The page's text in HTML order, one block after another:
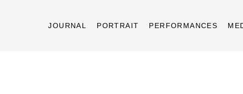
JOURNAL PORTRAIT PERFORMANCES